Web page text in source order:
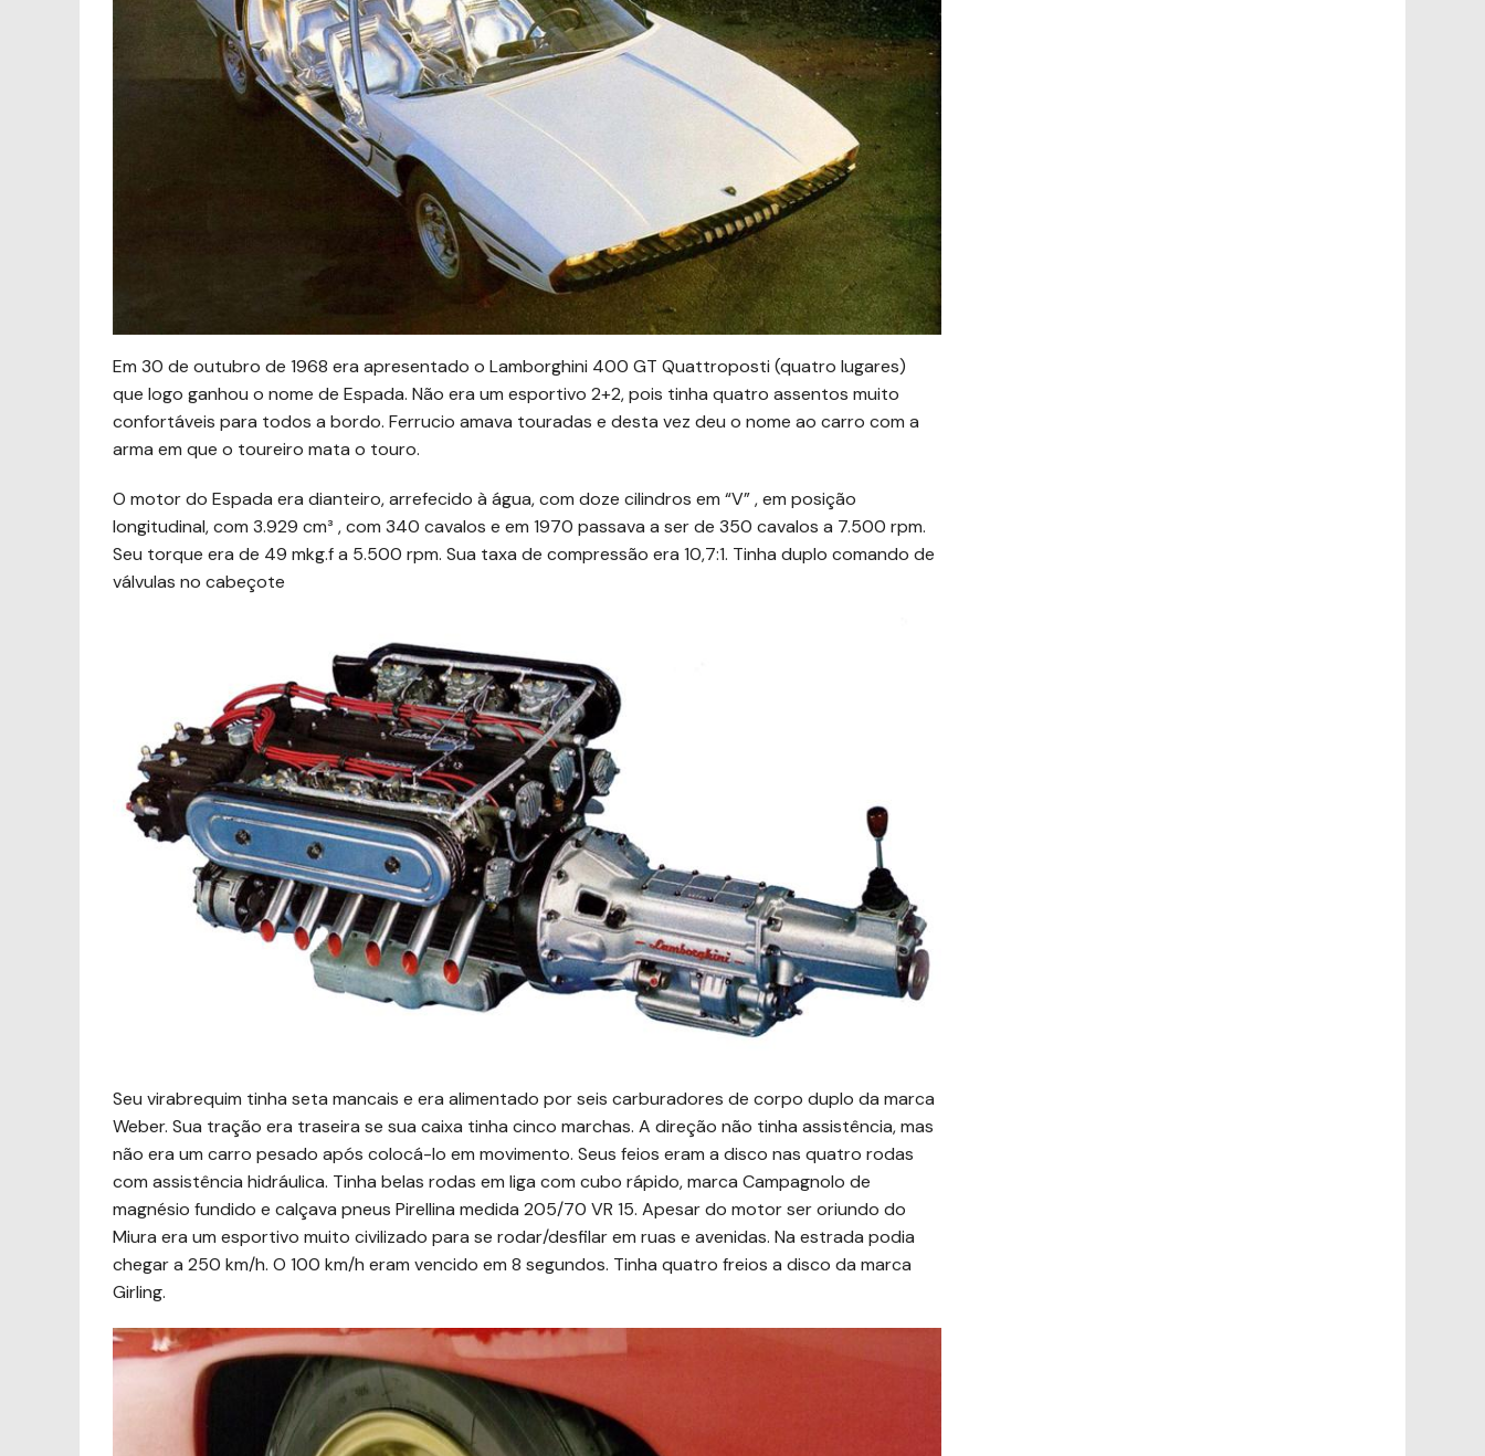
Em 30 de outubro de 1968 era apresentado o Lamborghini 400 GT Quattroposti (quatro lugares)
que logo ganhou o nome de Espada. Não era um esportivo 2+2, pois tinha quatro assentos muito
confortáveis para todos a bordo. Ferrucio amava touradas e desta vez deu o nome ao carro com a
arma em que o toureiro mata o touro.
O motor do Espada era dianteiro, arrefecido à água, com doze cilindros em “V” , em posição
longitudinal, com 3.929 cm³ , com 340 cavalos e em 1970 passava a ser de 350 cavalos a 7.500 rpm.
Seu torque era de 49 mkg.f a 5.500 rpm. Sua taxa de compressão era 10,7:1. Tinha duplo comando de
válvulas no cabeçote
Seu virabrequim tinha seta mancais e era alimentado por seis carburadores de corpo duplo da marca
Weber. Sua tração era traseira se sua caixa tinha cinco marchas. A direção não tinha assistência, mas
não era um carro pesado após colocá-lo em movimento. Seus feios eram a disco nas quatro rodas
com assistência hidráulica. Tinha belas rodas em liga com cubo rápido, marca Campagnolo de
magnésio fundido e calçava pneus Pirellina medida 205/70 VR 15. Apesar do motor ser oriundo do
Miura era um esportivo muito civilizado para se rodar/desfilar em ruas e avenidas. Na estrada podia
chegar a 250 km/h. O 100 km/h eram vencido em 8 segundos. Tinha quatro freios a disco da marca
Girling.